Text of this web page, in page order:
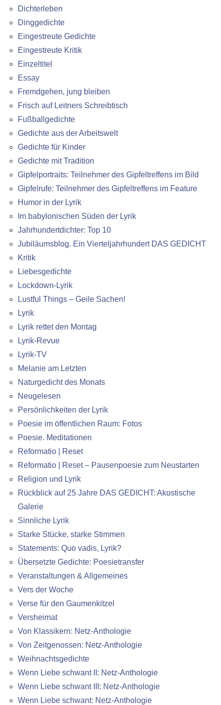
Dichterleben
Dinggedichte
Eingestreute Gedichte
Eingestreute Kritik
Einzeltitel
Essay
Fremdgehen, jung bleiben
Frisch auf Leitners Schreibtisch
Fußballgedichte
Gedichte aus der Arbeitswelt
Gedichte für Kinder
Gedichte mit Tradition
Gipfelportraits: Teilnehmer des Gipfeltreffens im Bild
Gipfelrufe: Teilnehmer des Gipfeltreffens im Feature
Humor in der Lyrik
Im babylonischen Süden der Lyrik
Jahrhundertdichter: Top 10
Jubiläumsblog. Ein Vierteljahrhundert DAS GEDICHT
Kritik
Liebesgedichte
Lockdown-Lyrik
Lustful Things – Geile Sachen!
Lyrik
Lyrik rettet den Montag
Lyrik-Revue
Lyrik-TV
Melanie am Letzten
Naturgedicht des Monats
Neugelesen
Persönlichkeiten der Lyrik
Poesie im öffentlichen Raum: Fotos
Poesie. Meditationen
Reformatio | Reset
Reformatio | Reset – Pausenpoesie zum Neustarten
Religion und Lyrik
Rückblick auf 25 Jahre DAS GEDICHT: Akustische
Galerie
Sinnliche Lyrik
Starke Stücke, starke Stimmen
Statements: Quo vadis, Lyrik?
Übersetzte Gedichte: Poesietransfer
Veranstaltungen & Allgemeines
Vers der Woche
Verse für den Gaumenkitzel
Versheimat
Von Klassikern: Netz-Anthologie
Von Zeitgenossen: Netz-Anthologie
Weihnachtsgedichte
Wenn Liebe schwant II: Netz-Anthologie
Wenn Liebe schwant III: Netz-Anthologie
Wenn Liebe schwant: Netz-Anthologie